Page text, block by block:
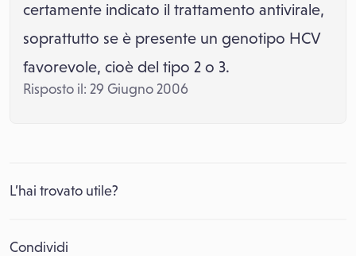
certamente indicato il trattamento antivirale,
soprattutto se è presente un genotipo HCV
favorevole, cioè del tipo 2 o 3.
Risposto il: 29 Giugno 2006
L’hai trovato utile?
Condividi